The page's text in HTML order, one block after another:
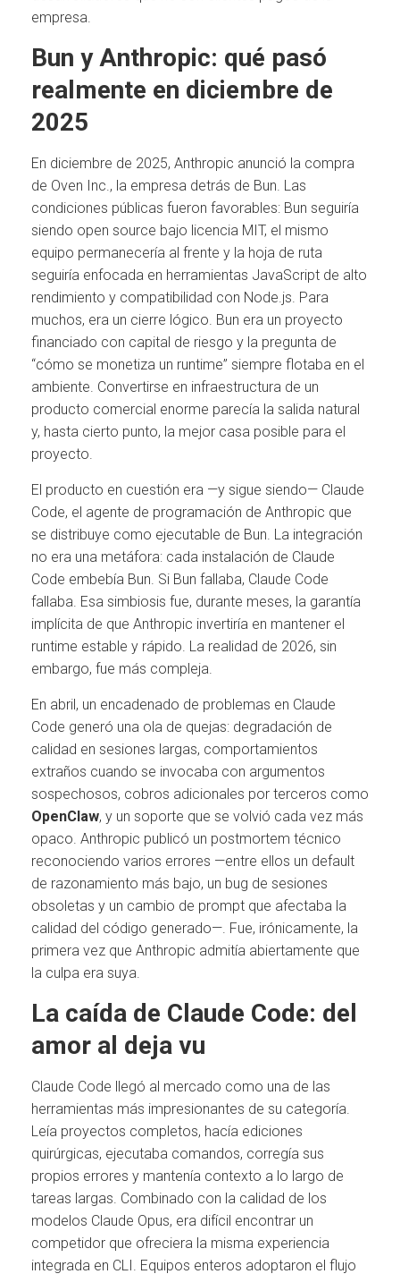
empresa.
Bun y Anthropic: qué pasó
realmente en diciembre de
2025
En diciembre de 2025, Anthropic anunció la compra
de Oven Inc., la empresa detrás de Bun. Las
condiciones públicas fueron favorables: Bun seguiría
siendo open source bajo licencia MIT, el mismo
equipo permanecería al frente y la hoja de ruta
seguiría enfocada en herramientas JavaScript de alto
rendimiento y compatibilidad con Node.js. Para
muchos, era un cierre lógico. Bun era un proyecto
financiado con capital de riesgo y la pregunta de
“cómo se monetiza un runtime” siempre flotaba en el
ambiente. Convertirse en infraestructura de un
producto comercial enorme parecía la salida natural
y, hasta cierto punto, la mejor casa posible para el
proyecto.
El producto en cuestión era —y sigue siendo— Claude
Code, el agente de programación de Anthropic que
se distribuye como ejecutable de Bun. La integración
no era una metáfora: cada instalación de Claude
Code embebía Bun. Si Bun fallaba, Claude Code
fallaba. Esa simbiosis fue, durante meses, la garantía
implícita de que Anthropic invertiría en mantener el
runtime estable y rápido. La realidad de 2026, sin
embargo, fue más compleja.
En abril, un encadenado de problemas en Claude
Code generó una ola de quejas: degradación de
calidad en sesiones largas, comportamientos
extraños cuando se invocaba con argumentos
sospechosos, cobros adicionales por terceros como
OpenClaw, y un soporte que se volvió cada vez más
opaco. Anthropic publicó un postmortem técnico
reconociendo varios errores —entre ellos un default
de razonamiento más bajo, un bug de sesiones
obsoletas y un cambio de prompt que afectaba la
calidad del código generado—. Fue, irónicamente, la
primera vez que Anthropic admitía abiertamente que
la culpa era suya.
La caída de Claude Code: del
amor al deja vu
Claude Code llegó al mercado como una de las
herramientas más impresionantes de su categoría.
Leía proyectos completos, hacía ediciones
quirúrgicas, ejecutaba comandos, corregía sus
propios errores y mantenía contexto a lo largo de
tareas largas. Combinado con la calidad de los
modelos Claude Opus, era difícil encontrar un
competidor que ofreciera la misma experiencia
integrada en CLI. Equipos enteros adoptaron el flujo